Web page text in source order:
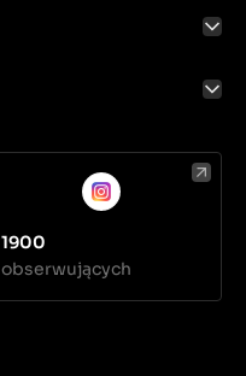
1900
obserwujących